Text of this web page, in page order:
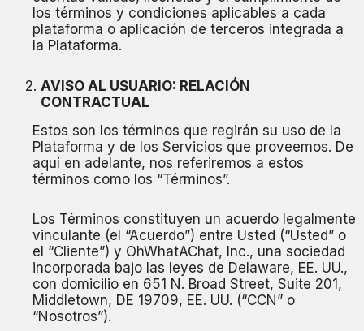
los términos y condiciones aplicables a cada
plataforma o aplicación de terceros integrada a
la Plataforma.
AVISO AL USUARIO: RELACIÓN
CONTRACTUAL
Estos son los términos que regirán su uso de la
Plataforma y de los Servicios que proveemos. De
aquí en adelante, nos referiremos a estos
términos como los “Términos”.
Los Términos constituyen un acuerdo legalmente
vinculante (el “Acuerdo”) entre Usted (“Usted” o
el “Cliente”) y OhWhatAChat, Inc., una sociedad
incorporada bajo las leyes de Delaware, EE. UU.,
con domicilio en 651 N. Broad Street, Suite 201,
Middletown, DE 19709, EE. UU. (“CCN” o
“Nosotros”).